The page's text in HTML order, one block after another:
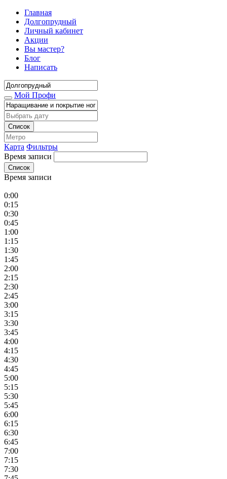
Главная
Долгопрудный
Личный кабинет
Акции
Вы мастер?
Блог
Написать
Мой Профи
Список
Карта Фильтры
Время записи
Список
Время записи
0:00
0:15
0:30
0:45
1:00
1:15
1:30
1:45
2:00
2:15
2:30
2:45
3:00
3:15
3:30
3:45
4:00
4:15
4:30
4:45
5:00
5:15
5:30
5:45
6:00
6:15
6:30
6:45
7:00
7:15
7:30